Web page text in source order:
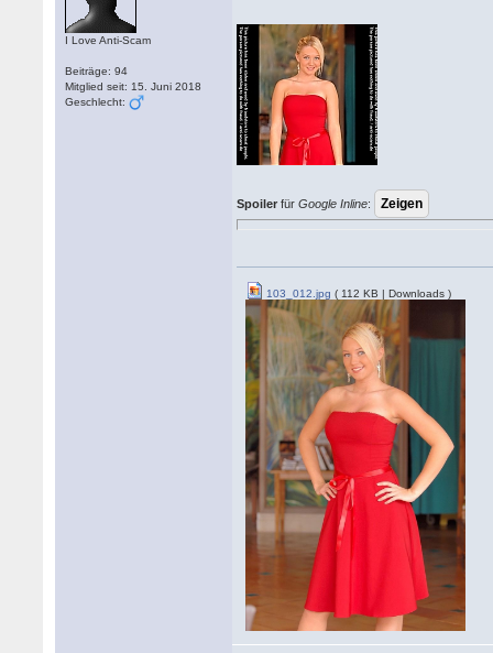
I Love Anti-Scam
Beiträge: 94
Mitglied seit: 15. Juni 2018
Geschlecht:
Spoiler fürGoogle Inline:
103_012.jpg ( 112 KB | Downloads )